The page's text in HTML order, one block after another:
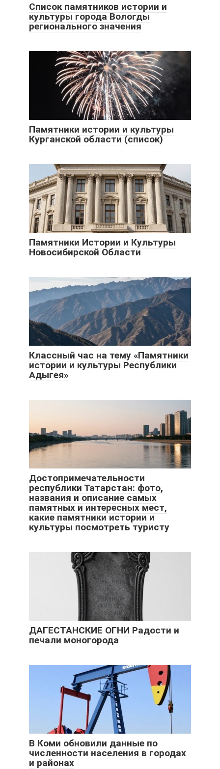
Список памятников истории и
культуры города Вологды
регионального значения
Памятники истории и культуры
Курганской области (список)
Памятники Истории и Культуры
Новосибирской Области
Классный час на тему «Памятники
истории и культуры Республики
Адыгея»
Достопримечательности
республики Татарстан: фото,
названия и описание самых
памятных и интересных мест,
какие памятники истории и
культуры посмотреть туристу
ДАГЕСТАНСКИЕ ОГНИ Радости и
печали моногорода
В Коми обновили данные по
численности населения в городах
и районах